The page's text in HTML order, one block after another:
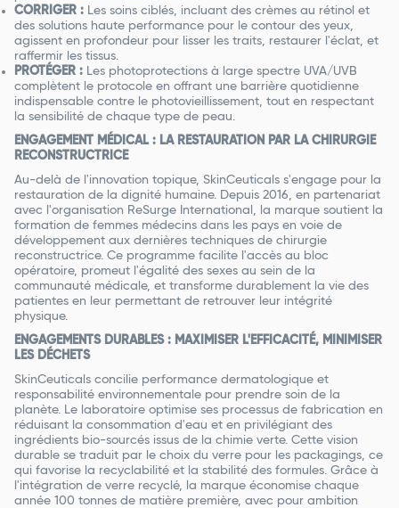
CORRIGER : Les soins ciblés, incluant des crèmes au rétinol et
des solutions haute performance pour le contour des yeux,
agissent en profondeur pour lisser les traits, restaurer l'éclat, et
raffermir les tissus.
PROTÉGER : Les photoprotections à large spectre UVA/UVB
complètent le protocole en offrant une barrière quotidienne
indispensable contre le photovieillissement, tout en respectant
la sensibilité de chaque type de peau.
ENGAGEMENT MÉDICAL : LA RESTAURATION PAR LA CHIRURGIE
RECONSTRUCTRICE
Au-delà de l'innovation topique, SkinCeuticals s'engage pour la
restauration de la dignité humaine. Depuis 2016, en partenariat
avec l'organisation ReSurge International, la marque soutient la
formation de femmes médecins dans les pays en voie de
développement aux dernières techniques de chirurgie
reconstructrice. Ce programme facilite l'accès au bloc
opératoire, promeut l'égalité des sexes au sein de la
communauté médicale, et transforme durablement la vie des
patientes en leur permettant de retrouver leur intégrité
physique.
ENGAGEMENTS DURABLES : MAXIMISER L'EFFICACITÉ, MINIMISER
LES DÉCHETS
SkinCeuticals concilie performance dermatologique et
responsabilité environnementale pour prendre soin de la
planète. Le laboratoire optimise ses processus de fabrication en
réduisant la consommation d'eau et en privilégiant des
ingrédients bio-sourcés issus de la chimie verte. Cette vision
durable se traduit par le choix du verre pour les packagings, ce
qui favorise la recyclabilité et la stabilité des formules. Grâce à
l'intégration de verre recyclé, la marque économise chaque
année 100 tonnes de matière première, avec pour ambition